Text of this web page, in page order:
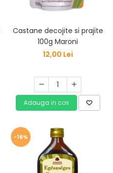
Castane decojite si prajite
100g Maroni
12,00 Lei
Adauga in cos
-16%